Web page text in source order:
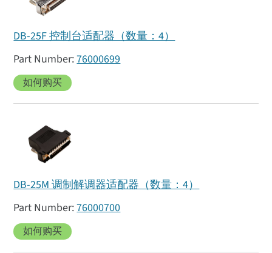
DB-25F 控制台适配器（数量：4）
76000699
如何购买
DB-25M 调制解调器适配器（数量：4）
76000700
如何购买